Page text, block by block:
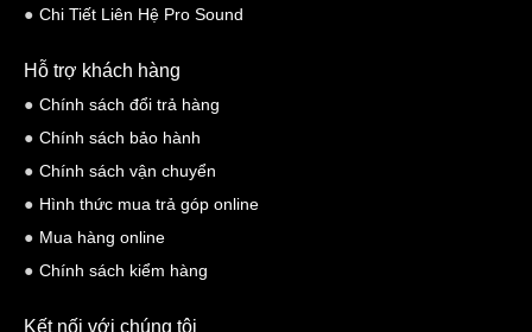
Chi Tiết Liên Hệ Pro Sound
Hỗ trợ khách hàng
Chính sách đổi trả hàng
Chính sách bảo hành
Chính sách vận chuyển
Hình thức mua trả góp online
Mua hàng online
Chính sách kiểm hàng
Kết nối với chúng tôi